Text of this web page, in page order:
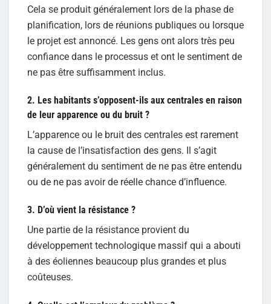
Cela se produit généralement lors de la phase de
planification, lors de réunions publiques ou lorsque
le projet est annoncé. Les gens ont alors très peu
confiance dans le processus et ont le sentiment de
ne pas être suffisamment inclus.
2. Les habitants s’opposent-ils aux centrales en raison
de leur apparence ou du bruit ?
L’apparence ou le bruit des centrales est rarement
la cause de l’insatisfaction des gens. Il s’agit
généralement du sentiment de ne pas être entendu
ou de ne pas avoir de réelle chance d’influence.
3. D’où vient la résistance ?
Une partie de la résistance provient du
développement technologique massif qui a abouti
à des éoliennes beaucoup plus grandes et plus
coûteuses.